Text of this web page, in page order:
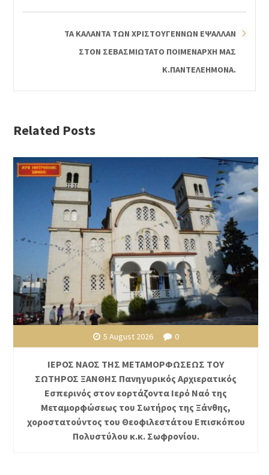
ΤΑ ΚΑΛΑΝΤΑ ΤΩΝ ΧΡΙΣΤΟΥΓΕΝΝΩΝ ΕΨΑΛΛΑΝ
ΣΤΟΝ ΣΕΒΑΣΜΙΩΤΑΤΟ ΠΟΙΜΕΝΑΡΧΗ ΜΑΣ
Κ.ΠΑΝΤΕΛΕΗΜΟΝΑ.
Related Posts
5 August 2026 0
ΙΕΡΟΣ ΝΑΟΣ ΤΗΣ ΜΕΤΑΜΟΡΦΩΣΕΩΣ ΤΟΥ
ΣΩΤΗΡΟΣ ΞΑΝΘΗΣ Πανηγυρικός Αρχιερατικός
Εσπερινός στον εορτάζοντα Ιερό Ναό της
Μεταμορφώσεως του Σωτήρος της Ξάνθης,
χοροστατούντος του Θεοφιλεστάτου Επισκόπου
Πολυστύλου κ.κ. Σωφρονίου.